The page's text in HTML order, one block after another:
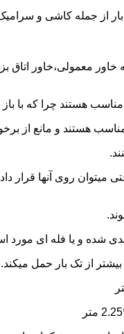
از جمله کاشی و
خاور معمولی،خاور
هستند چرا که با
هستند و مانع از
شده و یا فله ای مورد